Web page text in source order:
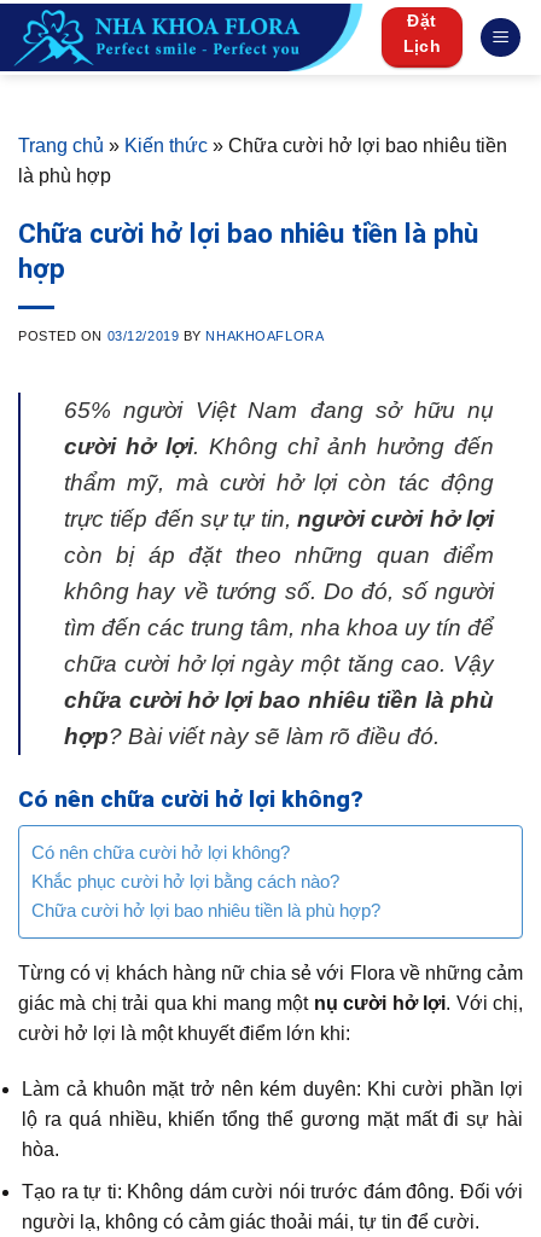
content
Đặt
Lịch
Trang chủ » Kiến thức » Chữa cười hở lợi bao nhiêu tiền
là phù hợp
Chữa cười hở lợi bao nhiêu tiền là phù
hợp
POSTED ON 03/12/2019 BYNHAKHOAFLORA
65% người Việt Nam đang sở hữu nụ
cười hở lợi. Không chỉ ảnh hưởng đến
thẩm mỹ, mà cười hở lợi còn tác động
trực tiếp đến sự tự tin, người cười hở lợi
còn bị áp đặt theo những quan điểm
không hay về tướng số. Do đó, số người
tìm đến các trung tâm, nha khoa uy tín để
chữa cười hở lợi ngày một tăng cao. Vậy
chữa cười hở lợi bao nhiêu tiền là phù
hợp? Bài viết này sẽ làm rõ điều đó.
Có nên chữa cười hở lợi không?
Có nên chữa cười hở lợi không?
Khắc phục cười hở lợi bằng cách nào?
Chữa cười hở lợi bao nhiêu tiền là phù hợp?
Từng có vị khách hàng nữ chia sẻ với Flora về những cảm
giác mà chị trải qua khi mang một nụ cười hở lợi. Với chị,
cười hở lợi là một khuyết điểm lớn khi:
Làm cả khuôn mặt trở nên kém duyên: Khi cười phần lợi
lộ ra quá nhiều, khiến tổng thể gương mặt mất đi sự hài
hòa.
Tạo ra tự ti: Không dám cười nói trước đám đông. Đối với
người lạ, không có cảm giác thoải mái, tự tin để cười.